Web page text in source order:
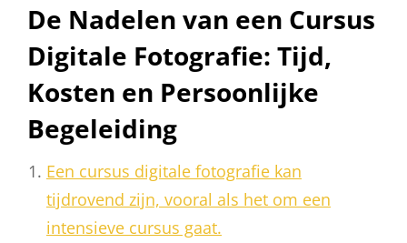
De Nadelen van een Cursus
Digitale Fotografie: Tijd,
Kosten en Persoonlijke
Begeleiding
Een cursus digitale fotografie kan
tijdrovend zijn, vooral als het om een
intensieve cursus gaat.